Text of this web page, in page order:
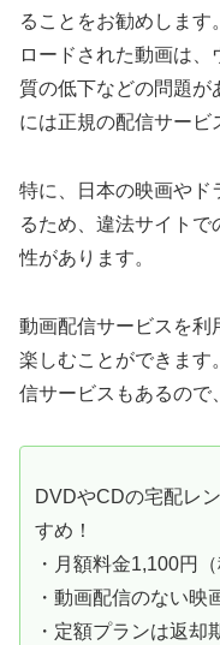
ることをお勧めしま
ロードされた動画は
質の低下などの問題が
には正規の配信サービ
特に、日本の映画やド
るため、違法サイト
性があります。
動画配信サービスを利
楽しむことができます
信サービスもあるので
DVDやCDの宅配レ
すめ！
・月額料金1,100円
・動画配信のない映
・定額プランは返